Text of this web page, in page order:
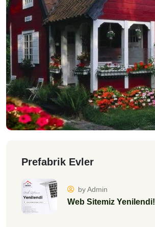
Prefabrik Evler
by Admin
Web Sitemiz Yenilendi!